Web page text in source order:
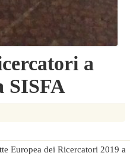
a
SISFA
Europea dei Ricercatori 2019 a